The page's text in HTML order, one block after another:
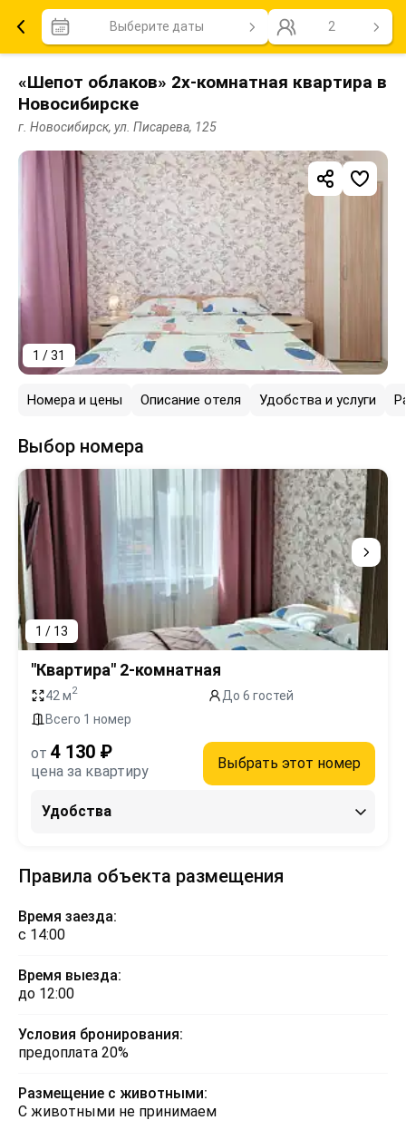
Выберите даты 2
«Шепот облаков» 2х-комнатная квартира в
Новосибирске
г. Новосибирск, ул. Писарева, 125
1 / 31
Номера и цены Описание отеля Удобства и услуги
Выбор номера
1 / 13
"Квартира" 2-комнатная
42 м2
До 6 гостей
Всего 1 номер
от 4 130 ₽
цена за квартиру Выбрать этот номер
Удобства
Правила объекта размещения
Время заезда:
с 14:00
Время выезда:
до 12:00
Условия бронирования:
предоплата 20%
Размещение с животными:
С животными не принимаем